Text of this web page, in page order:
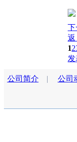
下
返
12
公司简介 | 公司